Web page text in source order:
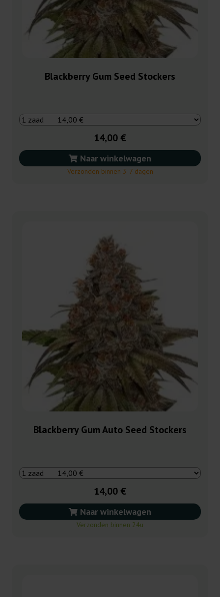
Blackberry Gum Seed Stockers
14,00 €
Naar winkelwagen
Verzonden binnen 3-7 dagen
Blackberry Gum Auto Seed Stockers
14,00 €
Naar winkelwagen
Verzonden binnen 24u